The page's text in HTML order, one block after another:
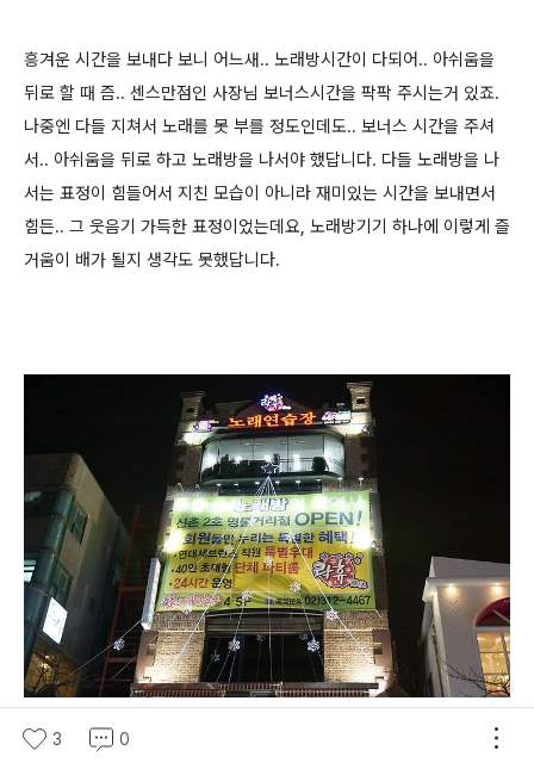
흥겨운 시간을 보내다 보니 어느새.. 노래방시간이 다되어.. 아쉬움을
뒤로 할 때 즘.. 센스만점인 사장님 보너스시간을 팍팍 주시는거 있죠.
나중엔 다들 지쳐서 노래를 못 부를 정도인데도.. 보너스 시간을 주셔
서.. 아쉬움을 뒤로 하고 노래방을 나서야 했답니다. 다들 노래방을 나
서는 표정이 힘들어서 지친 모습이 아니라 재미있는 시간을 보내면서
힘든.. 그 웃음기 가득한 표정이었는데요, 노래방기기 하나에 이렇게 즐
거움이 배가 될지 생각도 못했답니다.
3 0